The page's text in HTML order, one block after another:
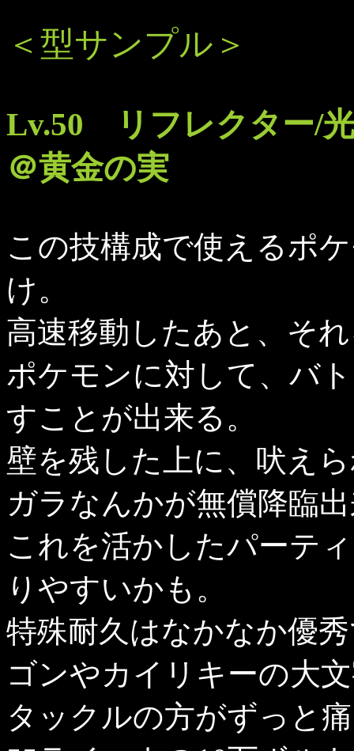
＜型サンプル＞
Lv.50 リフレクター/
＠黄金の実
この技構成で使えるポ
け。
高速移動したあと、そ
ポケモンに対して、バ
すことが出来る。
壁を残した上に、吠え
ガラなんかが無償降臨
これを活かしたパーテ
りやすいかも。
特殊耐久はなかなか優
ゴンやカイリキーの大
タックルの方がずっと